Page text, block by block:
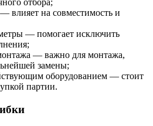
отбора;
влияет на совместимость и
— помогает исключить
— важно для монтажа,
замены;
оборудованием — стоит
партии.